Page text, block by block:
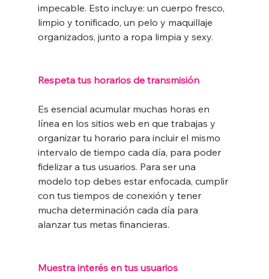
impecable. Esto incluye: un cuerpo fresco,
limpio y tonificado, un pelo y maquillaje
organizados, junto a ropa limpia y sexy.
Respeta tus horarios de transmisión
Es esencial acumular muchas horas en
línea en los sitios web en que trabajas y
organizar tu horario para incluir el mismo
intervalo de tiempo cada día, para poder
fidelizar a tus usuarios. Para ser una
modelo top debes estar enfocada, cumplir
con tus tiempos de conexión y tener
mucha determinación cada día para
alanzar tus metas financieras.
Muestra interés en tus usuarios